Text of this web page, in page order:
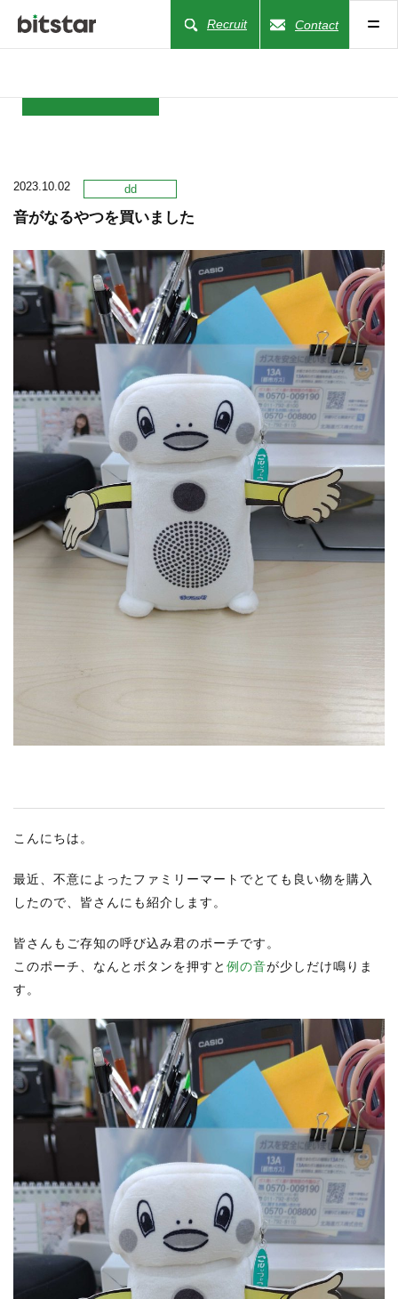
Recruit Contact
COMPANY
BUSINESS
WORKS
ACTION
RECRUIT
STAFF BLOG
CONTACT US
サイトマップ
情報セキュリティ
2023.10.02 dd
音がなるやつを買いました
こんにちは。
最近、不意によったファミリーマートでとても良い物を購入
したので、皆さんにも紹介します。
皆さんもご存知の呼び込み君のポーチです。
このポーチ、なんとボタンを押すと 例の音が少しだけ鳴りま
す。